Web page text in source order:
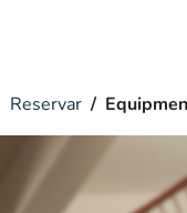
Reservar